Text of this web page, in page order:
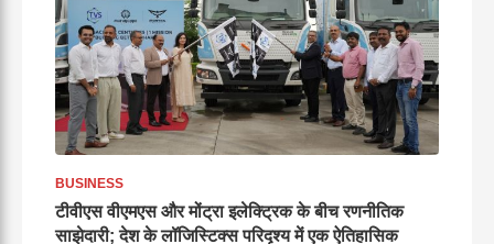
BUSINESS
टीवीएस वीएमएस और मोंट्रा इलेक्ट्रिक के बीच रणनीतिक
साझेदारी; देश के लॉजिस्टिक्स परिदृश्य में एक ऐतिहासिक